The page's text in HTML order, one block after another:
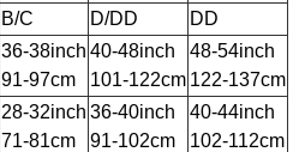
B/C D/DD DD
36-38inch
91-97cm
40-48inch
101-122cm
48-54inch
122-137cm
28-32inch
71-81cm
36-40inch
91-102cm
40-44inch
102-112cm